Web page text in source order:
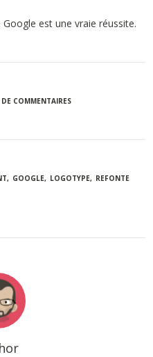
est une vraie réussite.
DE COMMENTAIRES
GOOGLE LOGOTYPE REFONTE